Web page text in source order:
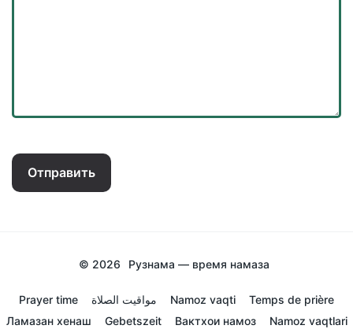
Отправить
© 2026 Рузнама — время намаза
Prayer time مواقيت الصلاة Namoz vaqti
Temps de prière
Ламазан хенаш
Gebetszeit Вактхои намоз
Namoz vaqtlari